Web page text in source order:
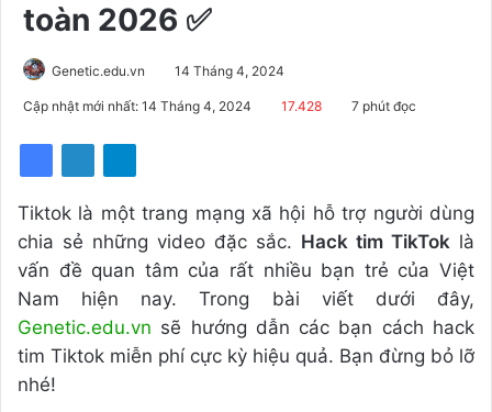
toàn 2026 ✅
Genetic.edu.vn 14 Tháng 4, 2024
Cập nhật mới nhất: 14 Tháng 4, 2024 17.428 7 phút đọc
Tiktok là một trang mạng xã hội hỗ trợ người dùng
chia sẻ những video đặc sắc. Hack tim TikTok là
vấn đề quan tâm của rất nhiều bạn trẻ của Việt
Nam hiện nay. Trong bài viết dưới đây,
Genetic.edu.vn sẽ hướng dẫn các bạn cách hack
tim Tiktok miễn phí cực kỳ hiệu quả. Bạn đừng bỏ lỡ
nhé!